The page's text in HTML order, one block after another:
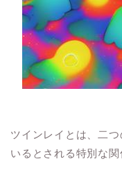
ツインレイとは、二
いるとされる特別な関